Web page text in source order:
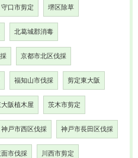
守口市剪定 堺区除草
北葛城郡消毒
京都市北区伐採
福知山市伐採 剪定東大阪
大阪植木屋 茨木市剪定
神戸市西区伐採 神戸市長田区伐採
面市伐採 川西市剪定